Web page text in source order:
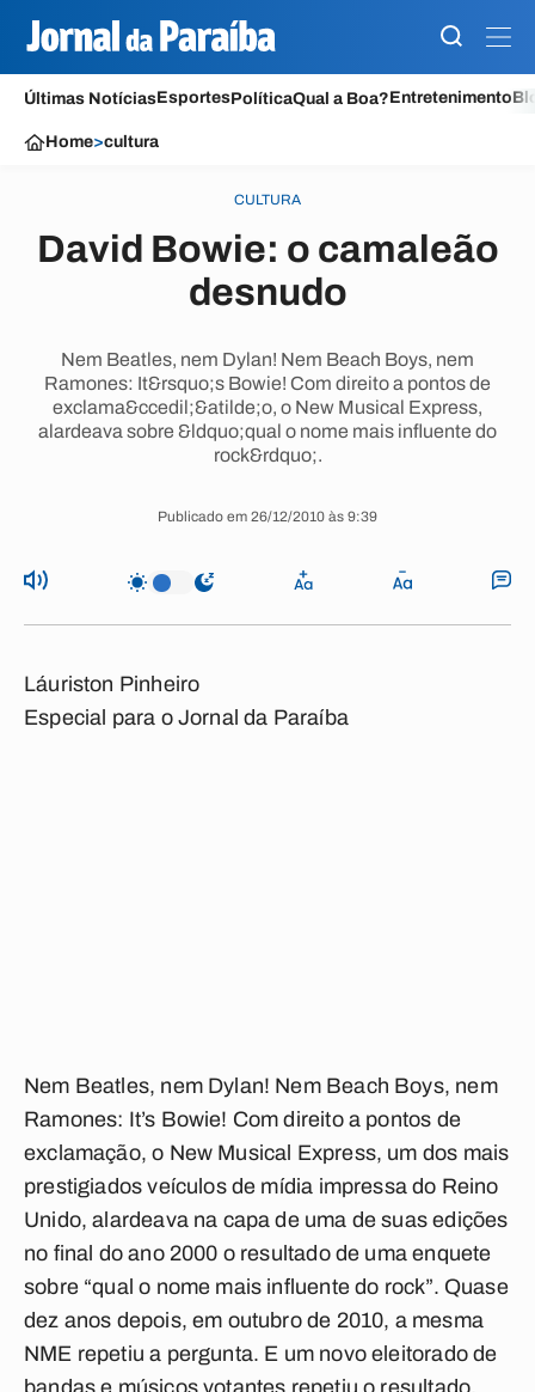
Últimas NotíciasEsportesPolíticaQual a Boa?Entretenimento
Home>cultura
CULTURA
David Bowie: o camaleão
desnudo
Nem Beatles, nem Dylan! Nem Beach Boys, nem
Ramones: It&rsquo;s Bowie! Com direito a pontos de
exclama&ccedil;&atilde;o, o New Musical Express,
alardeava sobre &ldquo;qual o nome mais influente do
rock&rdquo;.
Publicado em 26/12/2010 às 9:39
Láuriston Pinheiro
Especial para o Jornal da Paraíba
Nem Beatles, nem Dylan! Nem Beach Boys, nem
Ramones: It’s Bowie! Com direito a pontos de
exclamação, o New Musical Express, um dos mais
prestigiados veículos de mídia impressa do Reino
Unido, alardeava na capa de uma de suas edições
no final do ano 2000 o resultado de uma enquete
sobre “qual o nome mais influente do rock”. Quase
dez anos depois, em outubro de 2010, a mesma
NME repetiu a pergunta. E um novo eleitorado de
bandas e músicos votantes repetiu o resultado.